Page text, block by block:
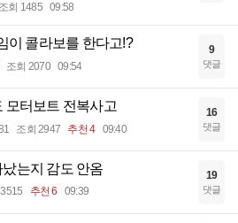
조회 1485 09:58
이 콜라보를 한다고!?
조회 2070 09:54
9
댓글
모터보트 전복사고
조회 2947 추천 4 09:40
16
댓글
는지 감도 안옴
추천 6 09:39
19
댓글